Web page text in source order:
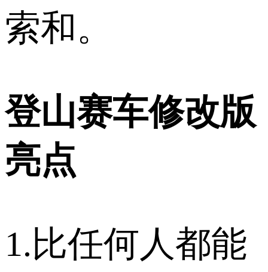
索和。
登山赛车修改版
亮点
1.比任何人都能